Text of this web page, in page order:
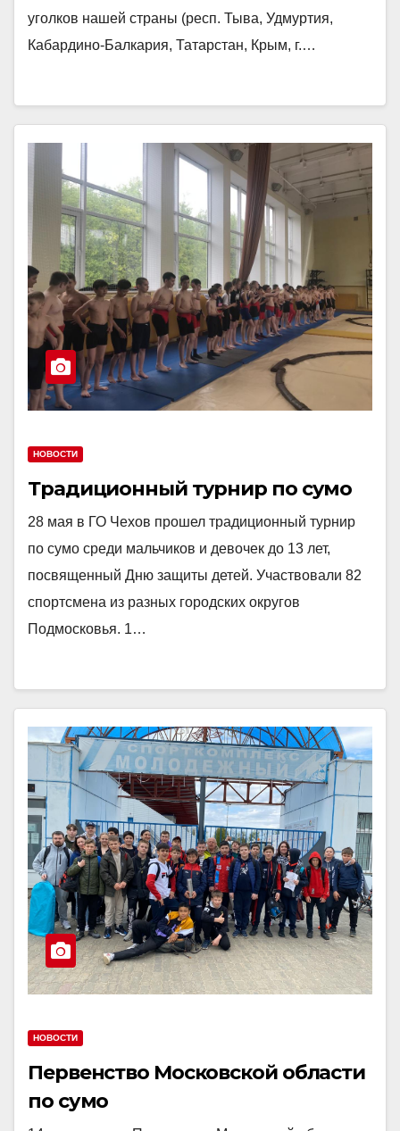
уголков нашей страны (респ. Тыва, Удмуртия,
Кабардино-Балкария, Татарстан, Крым, г.…
НОВОСТИ
Традиционный турнир по сумо
28 мая в ГО Чехов прошел традиционный турнир
по сумо среди мальчиков и девочек до 13 лет,
посвященный Дню защиты детей. Участвовали 82
спортсмена из разных городских округов
Подмосковья. 1…
НОВОСТИ
Первенство Московской области
по сумо